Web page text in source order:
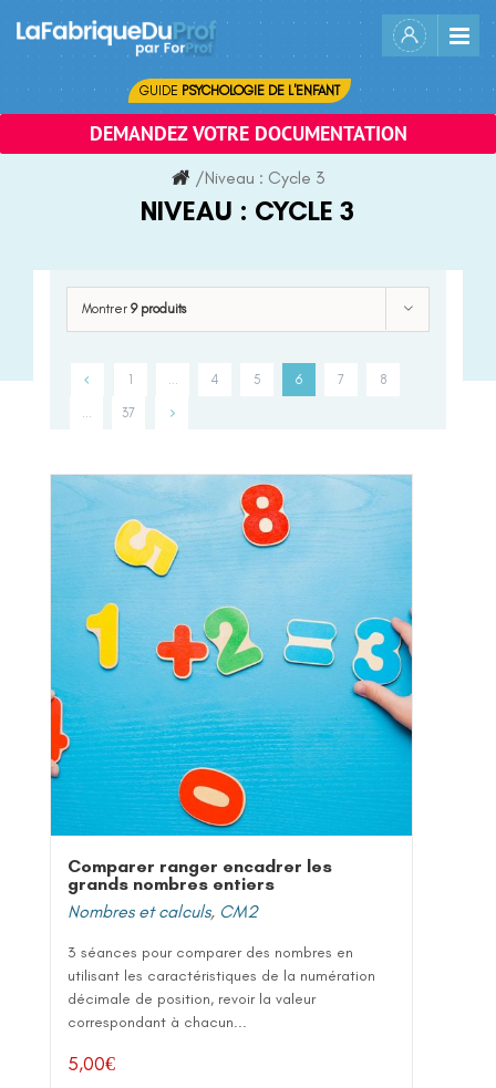
content
GUIDE PSYCHOLOGIE DE L'ENFANT
DEMANDEZ VOTRE DOCUMENTATION
/Niveau : Cycle 3
NIVEAU : CYCLE 3
Montrer 9 produits
1 4 5 6 7 8
37
Comparer ranger encadrer les
grands nombres entiers
Nombres et calculs, CM2
3 séances pour comparer des nombres en
utilisant les caractéristiques de la numération
décimale de position, revoir la valeur
correspondant à chacun...
5,00€